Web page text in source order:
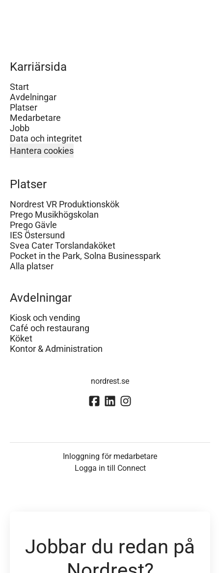
Karriärsida
Start
Avdelningar
Platser
Medarbetare
Jobb
Data och integritet
Hantera cookies
Platser
Nordrest VR Produktionskök
Prego Musikhögskolan
Prego Gävle
IES Östersund
Svea Cater Torslandaköket
Pocket in the Park, Solna Businesspark
Alla platser
Avdelningar
Kiosk och vending
Café och restaurang
Köket
Kontor & Administration
nordrest.se
Inloggning för medarbetare
Logga in till Connect
Jobbar du redan på